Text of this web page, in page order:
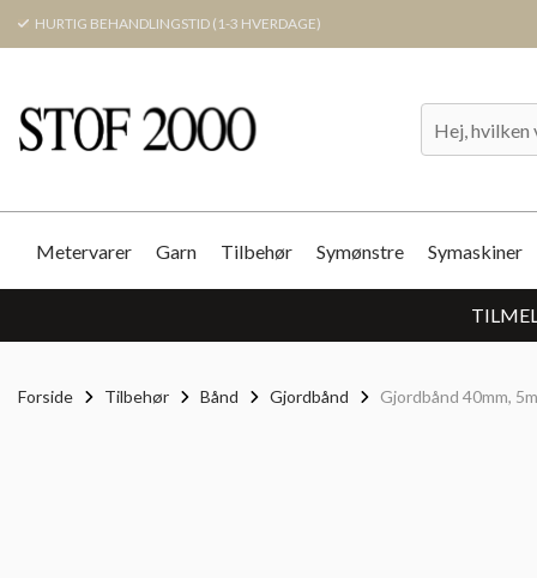
HURTIG BEHANDLINGSTID (1-3 HVERDAGE)
Metervarer Garn Tilbehør Symønstre Symaskiner
Forside Tilbehør Bånd Gjordbånd Gjordbånd 40mm,